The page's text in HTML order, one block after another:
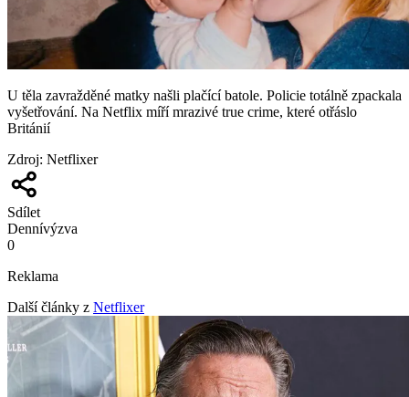
​U těla zavražděné matky našli plačící batole. Policie totálně zpackala
vyšetřování. Na Netflix míří mrazivé true crime, které otřáslo
Británií
Zdroj: Netflixer
Sdílet
Dennívýzva
0
Reklama
Další články z Netflixer